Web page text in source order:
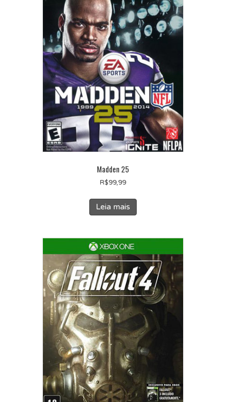
Madden 25
R$99,99
Leia mais